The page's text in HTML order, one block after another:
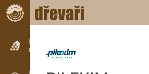
Inzerce
Řádková inzerce